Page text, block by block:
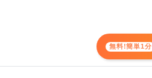
無料!簡単1分